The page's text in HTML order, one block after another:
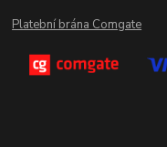
Platební brána Comgate